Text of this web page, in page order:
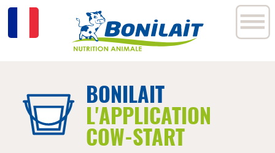
BONILAIT
L'APPLICATION
COW-START